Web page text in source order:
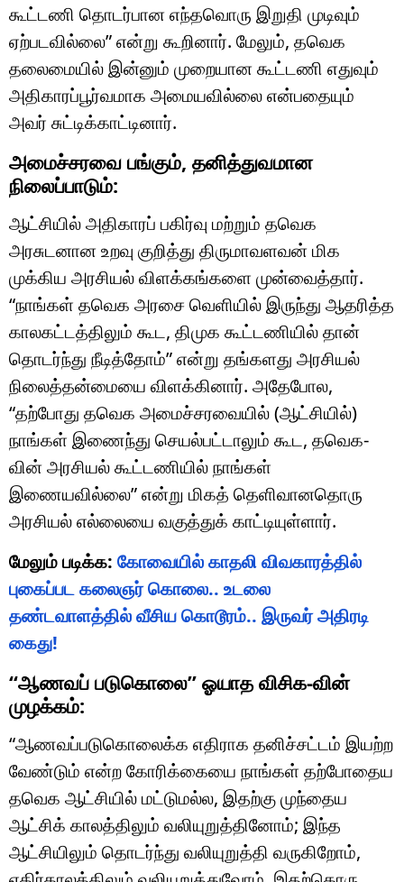
கூட்டணி தொடர்பான எந்தவொரு இறுதி முடிவும்
ஏற்படவில்லை” என்று கூறினார். மேலும், தவெக
தலைமையில் இன்னும் முறையான கூட்டணி எதுவும்
அதிகாரப்பூர்வமாக அமையவில்லை என்பதையும்
அவர் சுட்டிக்காட்டினார்.
அமைச்சரவை பங்கும், தனித்துவமான
நிலைப்பாடும்:
ஆட்சியில் அதிகாரப் பகிர்வு மற்றும் தவெக
அரசுடனான உறவு குறித்து திருமாவளவன் மிக
முக்கிய அரசியல் விளக்கங்களை முன்வைத்தார்.
“நாங்கள் தவெக அரசை வெளியில் இருந்து ஆதரித்த
காலகட்டத்திலும் கூட, திமுக கூட்டணியில் தான்
தொடர்ந்து நீடித்தோம்” என்று தங்களது அரசியல்
நிலைத்தன்மையை விளக்கினார். அதேபோல,
“தற்போது தவெக அமைச்சரவையில் (ஆட்சியில்)
நாங்கள் இணைந்து செயல்பட்டாலும் கூட, தவெக-
வின் அரசியல் கூட்டணியில் நாங்கள்
இணையவில்லை” என்று மிகத் தெளிவானதொரு
அரசியல் எல்லையை வகுத்துக் காட்டியுள்ளார்.
மேலும் படிக்க: கோவையில் காதலி விவகாரத்தில்
புகைப்பட கலைஞர் கொலை.. உடலை
தண்டவாளத்தில் வீசிய கொடூரம்.. இருவர் அதிரடி
கைது!
“ஆணவப் படுகொலை” ஓயாத விசிக-வின்
முழக்கம்:
“ஆணவப்படுகொலைக்க எதிராக தனிச்சட்டம் இயற்ற
வேண்டும் என்ற கோரிக்கையை நாங்கள் தற்போதைய
தவெக ஆட்சியில் மட்டுமல்ல, இதற்கு முந்தைய
ஆட்சிக் காலத்திலும் வலியுறுத்தினோம்; இந்த
ஆட்சியிலும் தொடர்ந்து வலியுறுத்தி வருகிறோம்,